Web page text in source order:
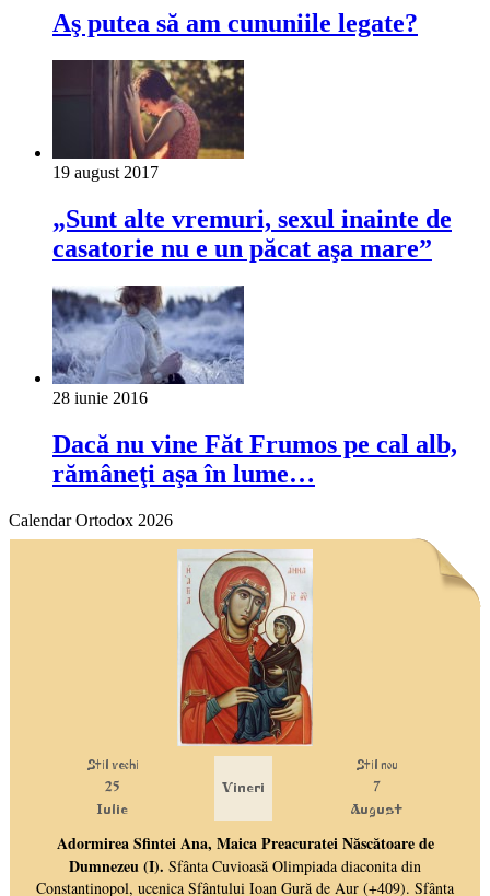
Aş putea să am cununiile legate?
19 august 2017
„Sunt alte vremuri, sexul inainte de
casatorie nu e un păcat aşa mare”
28 iunie 2016
Dacă nu vine Făt Frumos pe cal alb,
rămâneţi aşa în lume…
Calendar Ortodox 2026